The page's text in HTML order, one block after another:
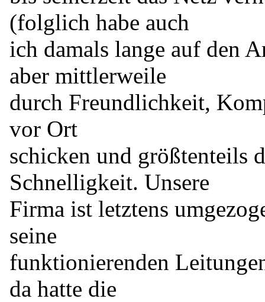
(folglich habe auch
ich damals lange auf den
aber mittlerweile
durch Freundlichkeit,
vor Ort
schicken und größtenteils
Schnelligkeit. Unsere
Firma ist letztens
seine
funktionierenden
da hatte die